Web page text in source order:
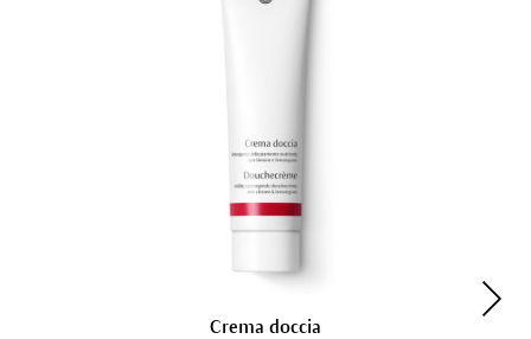
Crema doccia